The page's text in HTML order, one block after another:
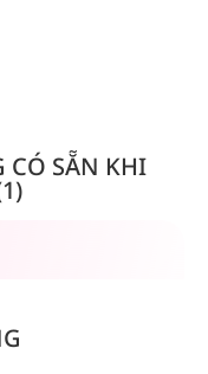
CÓ SẴN KHI